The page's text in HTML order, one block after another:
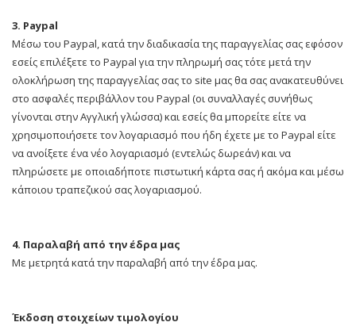
3. Paypal
Μέσω του Paypal, κατά την διαδικασία της παραγγελίας σας εφόσον
εσείς επιλέξετε το Paypal για την πληρωμή σας τότε μετά την
ολοκλήρωση της παραγγελίας σας το site μας θα σας ανακατευθύνει
στο ασφαλές περιβάλλον του Paypal (οι συναλλαγές συνήθως
γίνονται στην Αγγλική γλώσσα) και εσείς θα μπορείτε είτε να
χρησιμοποιήσετε τον λογαριασμό που ήδη έχετε με το Paypal είτε
να ανοίξετε ένα νέο λογαριασμό (εντελώς δωρεάν) και να
πληρώσετε με οποιαδήποτε πιστωτική κάρτα σας ή ακόμα και μέσω
κάποιου τραπεζικού σας λογαριασμού.
4. Παραλαβή από την έδρα μας
Με μετρητά κατά την παραλαβή από την έδρα μας.
Έκδοση στοιχείων τιμολογίου